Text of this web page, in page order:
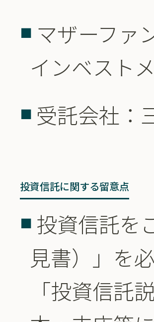
マザーファ
インベスト
受託会社：
投資信託に関する留意点
投資信託を
見書）」を
「投資信託